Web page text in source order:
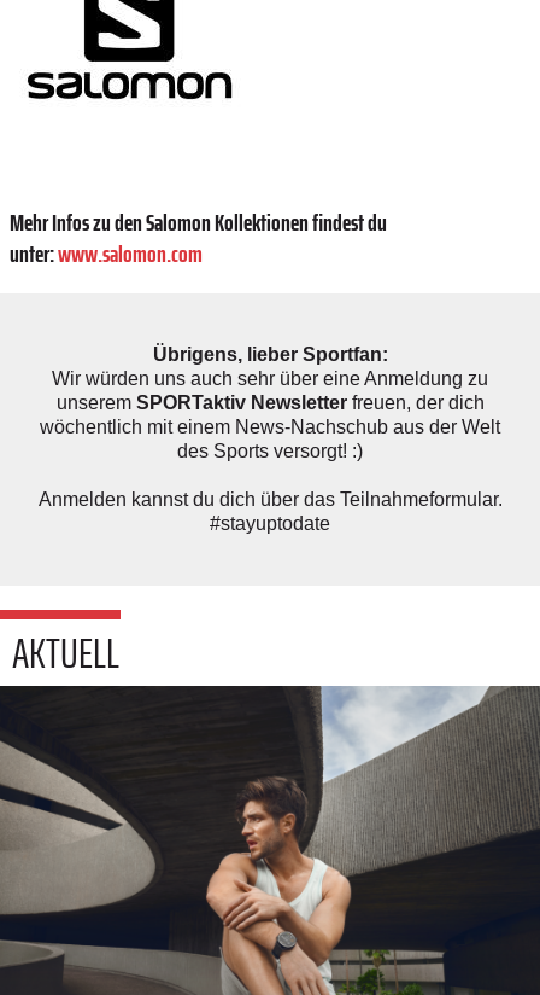
Mehr Infos zu den Salomon Kollektionen findest du
unter:www.salomon.com
Übrigens, lieber Sportfan:
Wir würden uns auch sehr über eine Anmeldung zu
unserem SPORTaktiv Newsletterfreuen, der dich
wöchentlich mit einem News-Nachschub aus der Welt
des Sports versorgt! :)
Anmelden kannst du dich über das Teilnahmeformular.
#stayuptodate
AKTUELL